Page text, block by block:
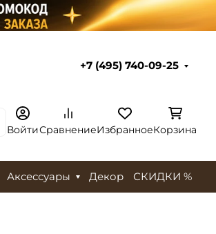
+7 (495) 740-09-25
ВойтиСравнениеИзбранноеКорзина
Аксессуары Декор СКИДКИ %